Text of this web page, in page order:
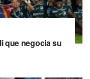
que negocia su